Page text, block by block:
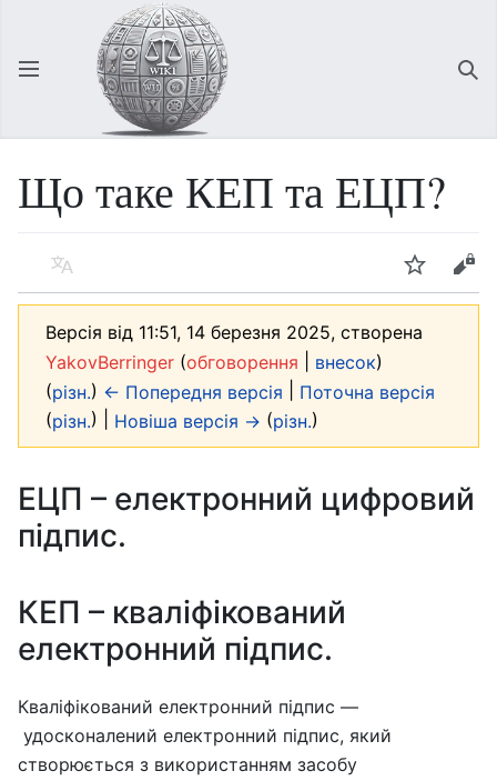
Відкрити головне меню
Що таке КЕП та ЕЦП?
Мова Спостерігати Редагувати
Версія від 11:51, 14 березня 2025, створена
YakovBerringer (обговорення внесок)
(різн.) ← Попередня версія
Поточна версія
(різн.) | Новіша версія → (різн.)
ЕЦП – електронний цифровий
підпис.
КЕП – кваліфікований
електронний підпис.
Кваліфікований електронний підпис —
удосконалений електронний підпис, який
створюється з використанням засобу